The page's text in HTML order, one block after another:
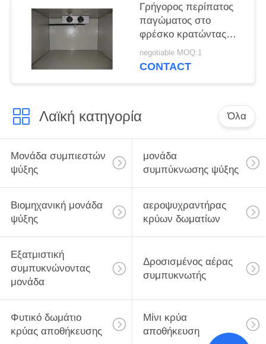
Γρήγορος περίπατος
παγώματος στο
φρέσκο κρατώντας
μικρό δωμάτιο
ψυκτήρων ασφάλειας
negotiable MOQ:1
CONTACT
Λαϊκή κατηγορία Όλα
Μονάδα συμπιεστών
ψύξης
μονάδα
συμπύκνωσης ψύξης
Βιομηχανική μονάδα
ψύξης
αεροψυχραντήρας
κρύων δωματίων
Εξατμιστική
συμπυκνώνοντας
μονάδα
Δροσισμένος αέρας
συμπυκνωτής
Φυτικό δωμάτιο
κρύας αποθήκευσης
Μίνι κρύα
αποθήκευση